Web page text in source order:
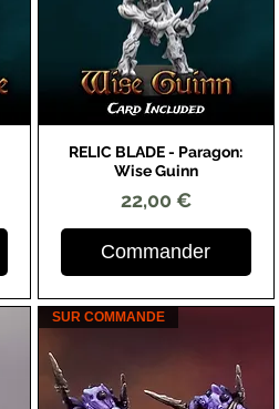
Aperçu rapide
RELIC BLADE - Paragon:
Wise Guinn
Prix
22,00 €
Commander
SUR COMMANDE